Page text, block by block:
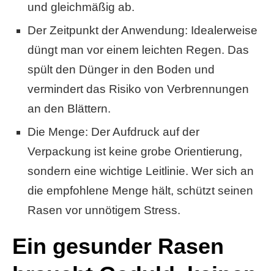
und gleichmäßig ab.
Der Zeitpunkt der Anwendung: Idealerweise
düngt man vor einem leichten Regen. Das
spült den Dünger in den Boden und
vermindert das Risiko von Verbrennungen
an den Blättern.
Die Menge: Der Aufdruck auf der
Verpackung ist keine grobe Orientierung,
sondern eine wichtige Leitlinie. Wer sich an
die empfohlene Menge hält, schützt seinen
Rasen vor unnötigem Stress.
Ein gesunder Rasen